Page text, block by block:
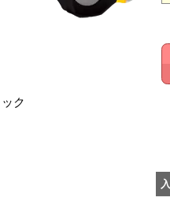
ク